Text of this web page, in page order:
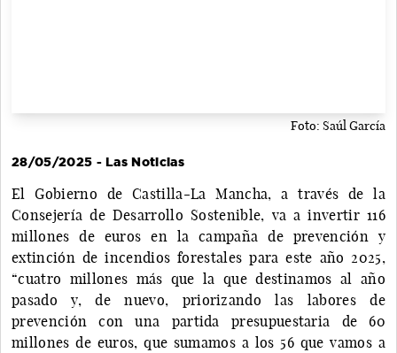
Foto: Saúl García
28/05/2025 - Las Noticias
El Gobierno de Castilla-La Mancha, a través de la
Consejería de Desarrollo Sostenible, va a invertir 116
millones de euros en la campaña de prevención y
extinción de incendios forestales para este año 2025,
“cuatro millones más que la que destinamos al año
pasado y, de nuevo, priorizando las labores de
prevención con una partida presupuestaria de 60
millones de euros, que sumamos a los 56 que vamos a